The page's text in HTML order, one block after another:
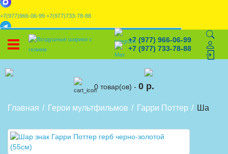
+7(977)966-06-99 +7(977)733-78-88
🎈 Конструктор
x УСТАНОВИТЕ НАШЕ ПРИЛОЖЕНИЕ!+7 (977) 966-06-99
+7 (977) 733-78-88
0 товар(ов) - 0 р.
Главная Герои мультфильмов Гарри Поттер Шар